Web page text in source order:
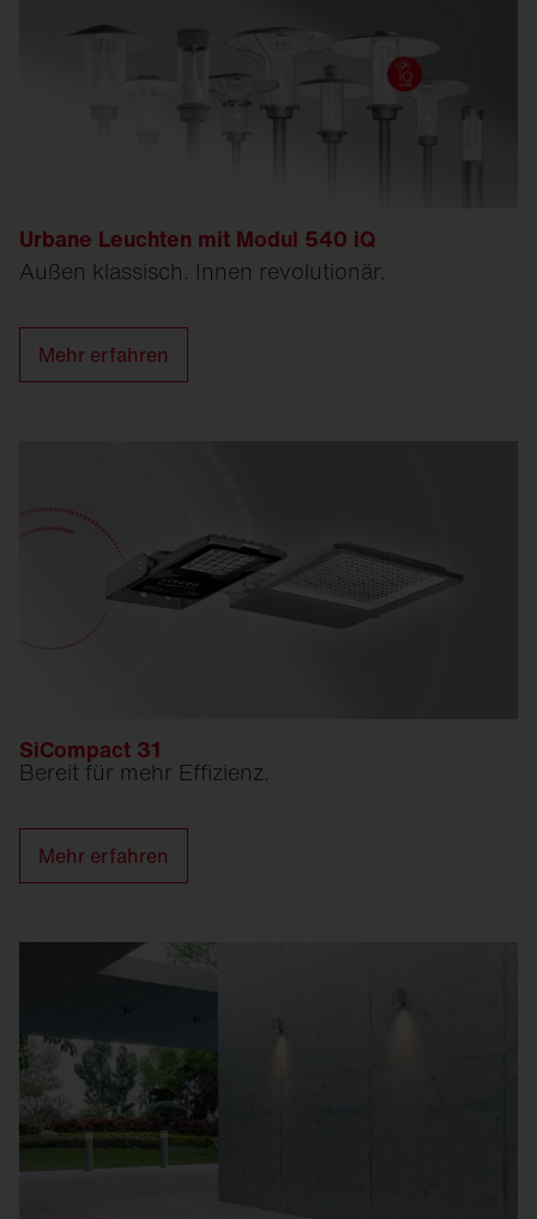
Urbane Leuchten mit Modul 540 iQ
Außen klassisch. Innen revolutionär.
Mehr erfahren
SiCompact 31
Bereit für mehr Effizienz.
Mehr erfahren